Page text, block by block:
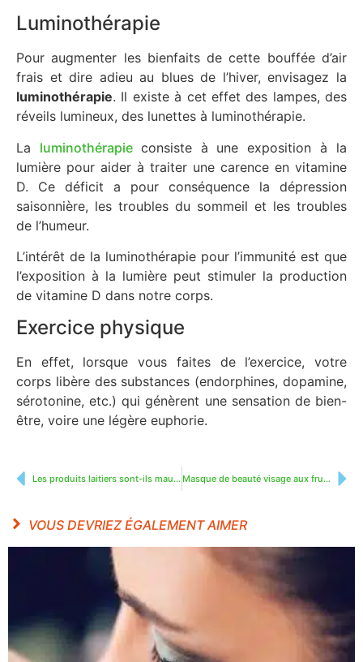
Luminothérapie
Pour augmenter les bienfaits de cette bouffée d’air
frais et dire adieu au blues de l’hiver, envisagez la
luminothérapie. Il existe à cet effet des lampes, des
réveils lumineux, des lunettes à luminothérapie.
La luminothérapie consiste à une exposition à la
lumière pour aider à traiter une carence en vitamine
D. Ce déficit a pour conséquence la dépression
saisonnière, les troubles du sommeil et les troubles
de l’humeur.
L’intérêt de la luminothérapie pour l’immunité est que
l’exposition à la lumière peut stimuler la production
de vitamine D dans notre corps.
Exercice physique
En effet, lorsque vous faites de l’exercice, votre
corps libère des substances (endorphines, dopamine,
sérotonine, etc.) qui génèrent une sensation de bien-
être, voire une légère euphorie.
Les produits laitiers sont-ils mauvais pour la santé ? Masque de beauté visage aux fruits pour une belle peau saine
VOUS DEVRIEZ ÉGALEMENT AIMER